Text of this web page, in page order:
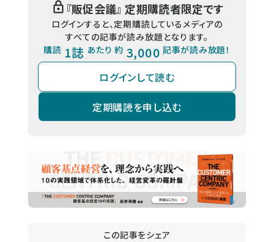
『販促会議』 定期購読者限定です
ログインすると、定期購読しているメディアの
すべての記事が読み放題となります。
購読 1誌 あたり 約 3,000 記事が読み放題！
ログインして読む
定期購読を申し込む
この記事をシェア